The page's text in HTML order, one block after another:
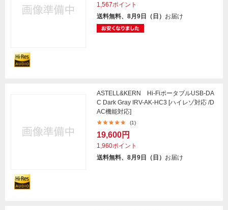
1,567ポイント
送料無料、8月9日（日） お届け
ASTELL&KERN Hi-FiポータブルUSB-DA
C Dark Gray IRV-AK-HC3 [ハイレゾ対応 /D
AC機能対応]
(1)
19,600円
1,960ポイント
送料無料、8月9日（日） お届け